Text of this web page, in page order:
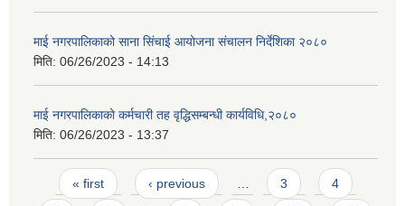
माई नगरपालिकाको साना सिंचाई आयोजना संचालन निर्देशिका २०८०
मिति: 06/26/2023 - 14:13
माई नगरपालिकाको कर्मचारी तह वृद्धिसम्बन्धी कार्यविधि,२०८०
मिति: 06/26/2023 - 13:37
Pages
« first ‹ previous … 3 4